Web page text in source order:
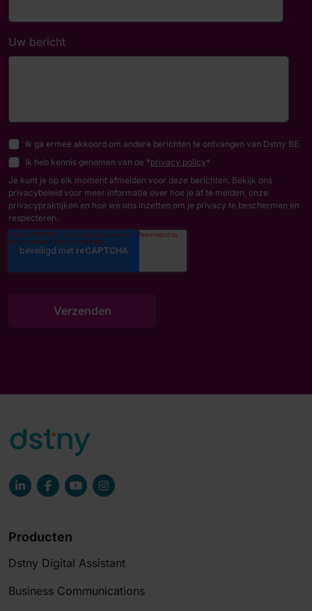
Uw bericht
Ik ga ermee akkoord om andere berichten te ontvangen van Dstny BE.
Ik heb kennis genomen van de *privacy policy*
Je kunt je op elk moment afmelden voor deze berichten. Bekijk ons
privacybeleid voor meer informatie over hoe je af te melden, onze
privacypraktijken en hoe we ons inzetten om je privacy te beschermen en
respecteren.
Producten
Dstny Digital Assistant
Business Communications